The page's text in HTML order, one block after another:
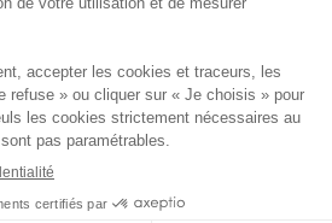
au capital de 6 287 520 €
financier
financière le 12 juillet 1989
TOULON APE 6492Z
Ste-Musse, 83100 TOULON
: ECM 83086 TOULON